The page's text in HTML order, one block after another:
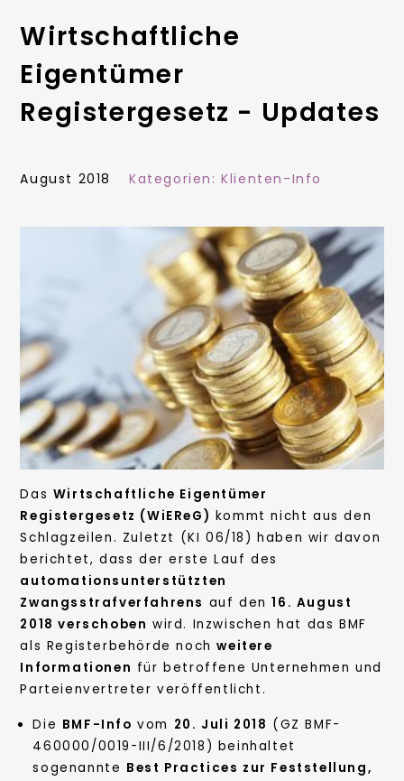
Wirtschaftliche
Eigentümer
Registergesetz - Updates
August 2018 Kategorien:Klienten-Info
Das Wirtschaftliche Eigentümer
Registergesetz (WiEReG) kommt nicht aus den
Schlagzeilen. Zuletzt (KI 06/18) haben wir davon
berichtet, dass der erste Lauf des
automationsunterstützten
Zwangsstrafverfahrens auf den16. August
2018 verschoben wird. Inzwischen hat das BMF
als Registerbehörde nochweitere
Informationen für betroffene Unternehmen und
Parteienvertreter veröffentlicht.
Die BMF-Info vom 20. Juli 2018 (GZ BMF-
460000/0019-III/6/2018) beinhaltet
sogenannte Best Practices zur Feststellung,